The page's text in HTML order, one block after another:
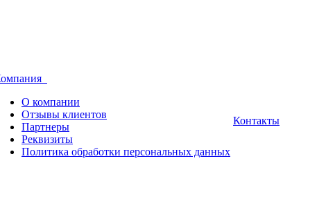
О компании
Отзывы клиентов
Партнеры
Реквизиты
Политика обработки персональных данных
Контакты